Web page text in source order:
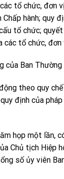
tổ chức, đơn
hành; quy
tổ chức;
các tổ chức,
của Ban Thường
theo quy chế
định của
họp một lần,
Chủ tịch Hiệp
số ủy viên